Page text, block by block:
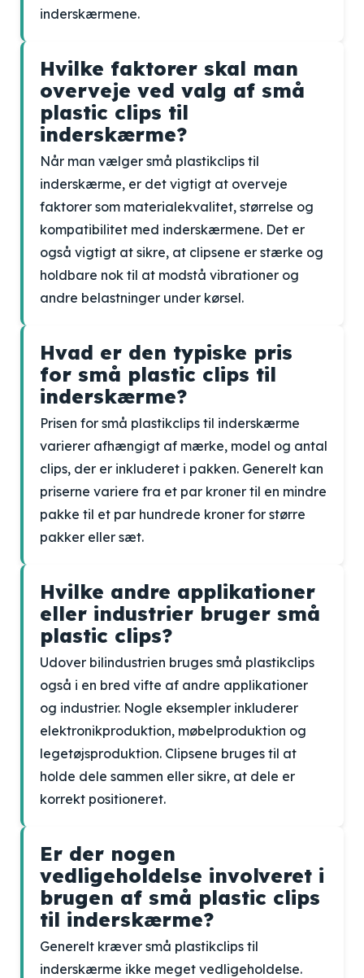
inderskærmene.
Hvilke faktorer skal man
overveje ved valg af små
plastic clips til
inderskærme?
Når man vælger små plastikclips til
inderskærme, er det vigtigt at overveje
faktorer som materialekvalitet, størrelse og
kompatibilitet med inderskærmene. Det er
også vigtigt at sikre, at clipsene er stærke og
holdbare nok til at modstå vibrationer og
andre belastninger under kørsel.
Hvad er den typiske pris
for små plastic clips til
inderskærme?
Prisen for små plastikclips til inderskærme
varierer afhængigt af mærke, model og antal
clips, der er inkluderet i pakken. Generelt kan
priserne variere fra et par kroner til en mindre
pakke til et par hundrede kroner for større
pakker eller sæt.
Hvilke andre applikationer
eller industrier bruger små
plastic clips?
Udover bilindustrien bruges små plastikclips
også i en bred vifte af andre applikationer
og industrier. Nogle eksempler inkluderer
elektronikproduktion, møbelproduktion og
legetøjsproduktion. Clipsene bruges til at
holde dele sammen eller sikre, at dele er
korrekt positioneret.
Er der nogen
vedligeholdelse involveret i
brugen af små plastic clips
til inderskærme?
Generelt kræver små plastikclips til
inderskærme ikke meget vedligeholdelse.